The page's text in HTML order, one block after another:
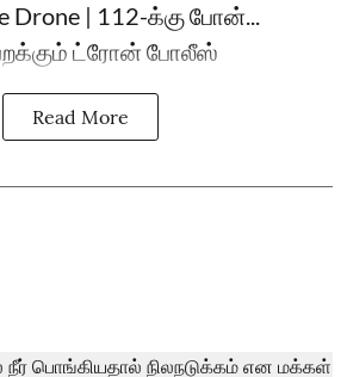
Drone | 112-க்கு போன்...
ட்ரோன் போலீஸ்
Read More